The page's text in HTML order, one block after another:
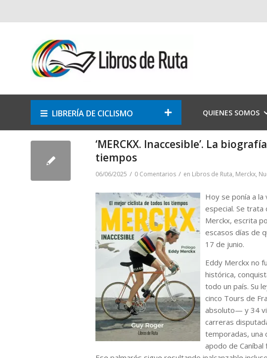
LIBRERÍA DE CICLISMO QUIENES SOMOS
‘MERCKX. Inaccesible’. La
tiempos
06/06/2025 / 0 Comentarios / en Libros de Ruta, Merckx,
Hoy se ponía a
especial. Se trata
Merckx, escrita
escasos días de
17 de junio.
Eddy Merckx no
histórica,
todo un país. Su
cinco Tours de
absoluto— y 34
carreras
temporadas, una
apodo de